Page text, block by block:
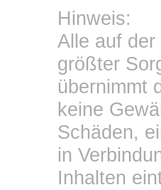
Hinweis:
Alle auf
größter
übernimmt
keine
Schäden,
in
Inhalten